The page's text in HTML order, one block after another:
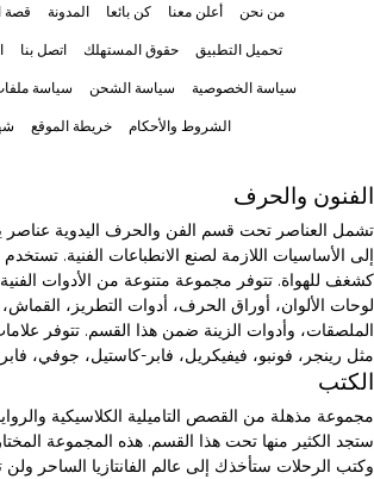
من نحن أعلن معنا كن بائعا المدونة قصة
تحميل التطبيق حقوق المستهلك اتصل بنا
سياسة الخصوصية سياسة الشحن سياسة
الشروط والأحكام خريطة الموقع
الفنون والحرف
تشمل العناصر تحت قسم الفن والحرف اليدوية عناصر
إلى الأساسيات اللازمة لصنع الانطباعات الفنية.
كشغف للهواة. تتوفر مجموعة متنوعة من الأدوات
لوحات الألوان، أوراق الحرف، أدوات التطريز،
الملصقات، وأدوات الزينة ضمن هذا القسم. تتوفر
مثل رينجر، فونبو، فيفيكريل، فابر-كاستيل، جوفي،
الكتب
مجموعة مذهلة من القصص التاميلية الكلاسيكية
ستجد الكثير منها تحت هذا القسم. هذه المجموعة
وكتب الرحلات ستأخذك إلى عالم الفانتازيا الساحر